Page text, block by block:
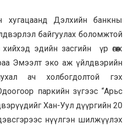
хугацаанд Дэлхийн банкны
байгуулах боломжтой
эдийн засгийн үр өгөөж
Эмээлт эко аж үйлдвэрийн
ач холбогдолтой гэх
паркийн зүгээс “Арьс
Хан-Уул дүүргийн 20
нүүлгэн шилжүүлэх